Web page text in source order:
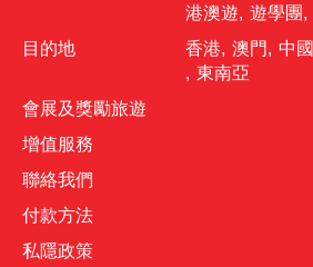
港澳遊, 遊學團,
目的地
香港, 澳門, 中國
, 東南亞
會展及獎勵旅遊
增值服務
聯絡我們
付款方法
私隱政策